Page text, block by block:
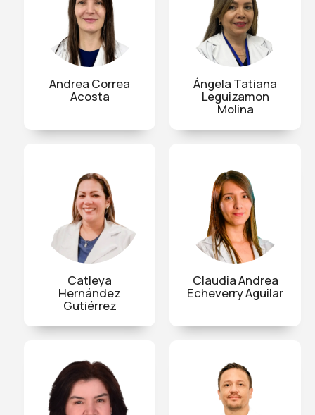
Andrea Correa
Acosta
Ángela Tatiana
Leguizamon
Molina
Catleya
Hernández
Gutiérrez
Claudia Andrea
Echeverry Aguilar